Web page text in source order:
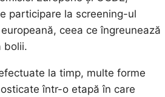
participare la screening-ul
ceea ce îngreunează
bolii.
la timp, multe forme
într-o etapă în care